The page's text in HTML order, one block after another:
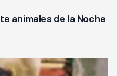
animales de la Noche